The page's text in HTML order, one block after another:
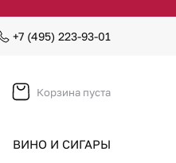
+7 (495) 223-93-01
Корзина пуста
ВИНО И СИГАРЫ